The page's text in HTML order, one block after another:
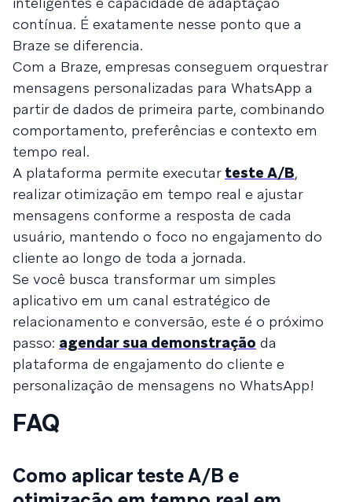
contínua. É exatamente nesse ponto que a
Braze se diferencia.
Com a Braze, empresas conseguem orquestrar
mensagens personalizadas para WhatsApp a
partir de dados de primeira parte, combinando
comportamento, preferências e contexto em
tempo real.
A plataforma permite executar teste A/B,
realizar otimização em tempo real e ajustar
mensagens conforme a resposta de cada
usuário, mantendo o foco no engajamento do
cliente ao longo de toda a jornada.
Se você busca transformar um simples
aplicativo em um canal estratégico de
relacionamento e conversão, este é o próximo
passo: agendar sua demonstração da
plataforma de engajamento do cliente e
personalização de mensagens no WhatsApp!
FAQ
Como aplicar teste A/B e